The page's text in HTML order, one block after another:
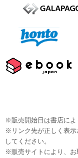
※販売開始日は書店によ
※リンク先が正しく表示
してください。
※販売サイトにより、お